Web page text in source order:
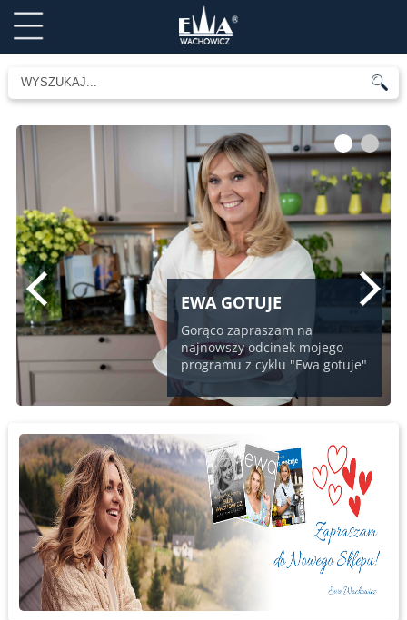
EWA GOTUJE
Gorąco zapraszam na
najnowszy odcinek mojego
programu z cyklu "Ewa gotuje"
1 2